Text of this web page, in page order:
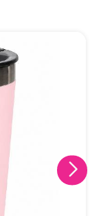
e respeitar
para fins
a